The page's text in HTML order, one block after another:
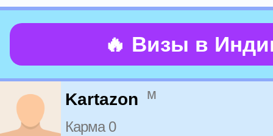
🔥 Визы в
Kartazon м
Карма 0